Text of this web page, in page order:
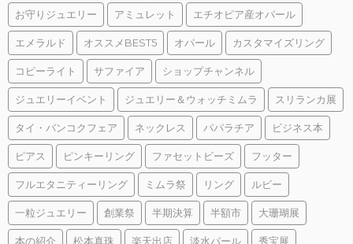
お守りジュエリー アミュレット エチオピア産オパール
エメラルド オススメBEST5 オパール カスタマイズリング
コピーライト サファイア ショップチャンネル
ジュエリーイベント ジュエリー＆ウォッチミムラ スリランカ展
タイ・バンコクフェア ネックレス パパラチア ビジネス本
ピアス ピンキーリング ファセットビーズ フッター
フルエタニティーリング ミムラ祭 リング ルビー
一粒ジュエリー 創業祭 半期決算 半額市 大珊瑚展
本の紹介 松本真珠 楽天出店 淡水パール 秀宝展